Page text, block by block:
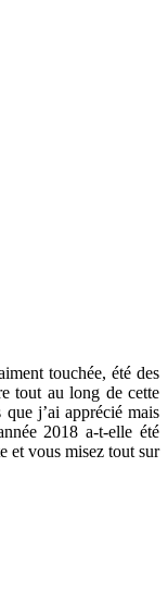
touchée, été des
tout au long de cette
j’ai apprécié mais
2018 a-t-elle été
et vous misez tout sur